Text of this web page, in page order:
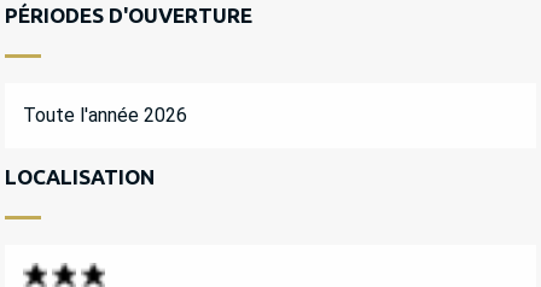
PÉRIODES D'OUVERTURE
Toute l'année 2026
LOCALISATION